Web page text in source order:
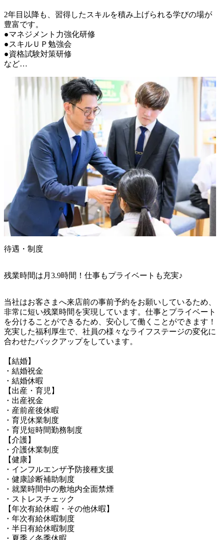
2年目以降も、習得したスキルを積み上げられる学びの場が
豊富です。
●マネジメント力強化研修
●スキルＵＰ勉強会
●資格試験対策研修
など…
待遇・制度
残業時間は月3.9時間！仕事もプライベートも充実♪
当社はお客さまへ来店前の事前予約をお願いしているため、
非常に短い残業時間を実現しています。仕事とプライベート
を分けることができるため、安心して働くことができます！
充実した福利厚生で、社員の様々なライフステージの変化に
合わせたバックアップをしています。
【結婚】
・結婚祝金
・結婚休暇
【出産・育児】
・出産祝金
・産前産後休暇
・育児休業制度
・育児短時間勤務制度
【介護】
・介護休業制度
【健康】
・インフルエンザ予防接種支援
・健康診断補助制度
・就業時間中の敷地内全面禁煙
・ストレスチェック
【年次有給休暇・その他休暇】
・年次有給休暇制度
・半日有給休暇制度
・夏季／冬季休暇